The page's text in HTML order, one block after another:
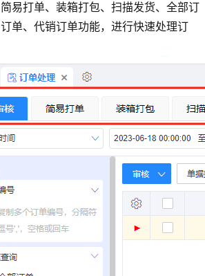
易打单、装箱打包、扫描发货、全部订
单、代销订单功能，进行快速处理订